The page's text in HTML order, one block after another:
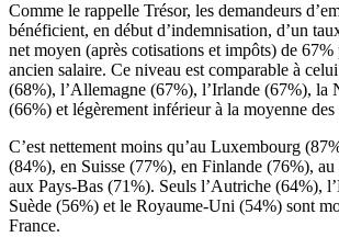
Comme le rappelle Trésor, les demandeurs
bénéficient, en début d’indemnisation, d’un
net moyen (après cotisations et impôts) de
ancien salaire. Ce niveau est comparable à
(68%), l’Allemagne (67%), l’Irlande (67%), la
(66%) et légèrement inférieur à la moyenne des
C’est nettement moins qu’au Luxembourg
(84%), en Suisse (77%), en Finlande (76%),
aux Pays-Bas (71%). Seuls l’Autriche (64%),
Suède (56%) et le Royaume-Uni (54%) sont
France.